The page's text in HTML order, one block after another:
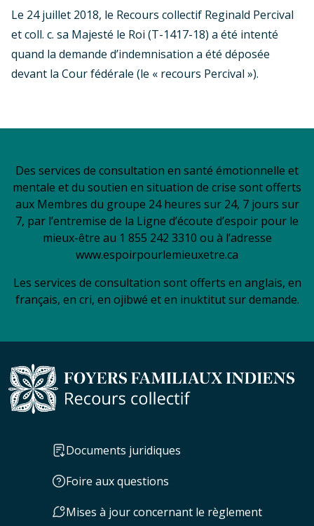
Le 24 juillet 2018, le Recours collectif Reginald Percival
et coll. c. sa Majesté le Roi (T-1417-18) a été intenté
quand la demande d’indemnisation a été déposée
devant la Cour fédérale (le « recours Percival »).
Des services de consultation en santé émotionnelle et
mentale et du soutien en situation de crise sont offerts
aux Membres du groupe 24 heures sur 24, 7 jours sur
7, par l’entremise de la Ligne d’écoute d’espoir pour le
mieux-être au 1 855 242 3310 ou à l’adresse
www.espoirpourlemieuxetre.ca
Les services de consultation sont offerts en anglais, en
français, en cri, en ojibwé et en inuktitut sur demande.
Documents juridiques
Foire aux questions
Mises à jour concernant le règlement